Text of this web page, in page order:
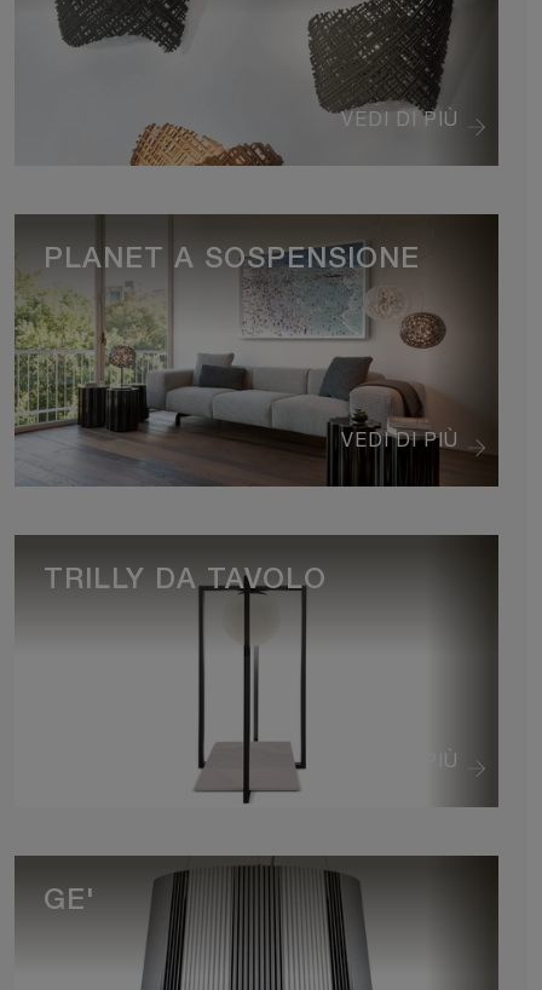
VEDI DI PIÙ
VEDI DI PIÙ
PLANET A SOSPENSIONE
VEDI DI PIÙ
TRILLY DA TAVOLO
GE'